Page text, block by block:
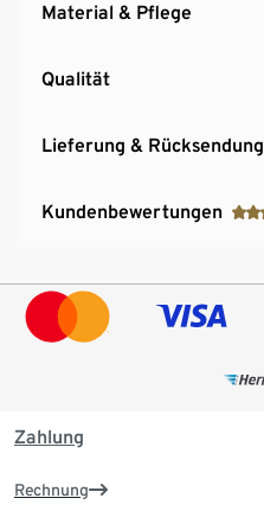
Material & Pflege
Qualität
Lieferung & Rücksendung
Kundenbewertungen
Zahlung
Rechnung